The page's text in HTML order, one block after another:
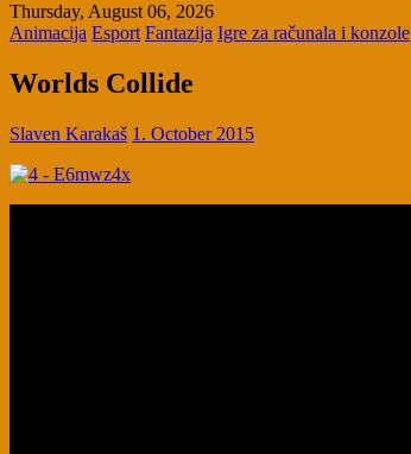
Thursday, August 06, 2026
Animacija Esport Fantazija Igre za računala i konzole
Worlds Collide
Slaven Karakaš 1. October 2015